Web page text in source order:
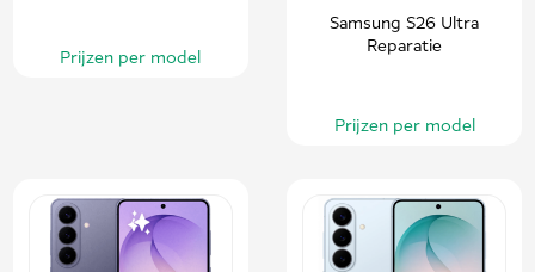
Prijzen per model
Samsung S26 Ultra
Reparatie
Prijzen per model